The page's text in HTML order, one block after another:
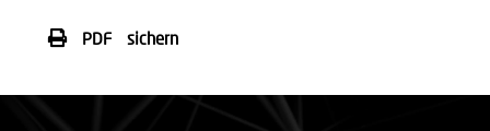
PDF sichern